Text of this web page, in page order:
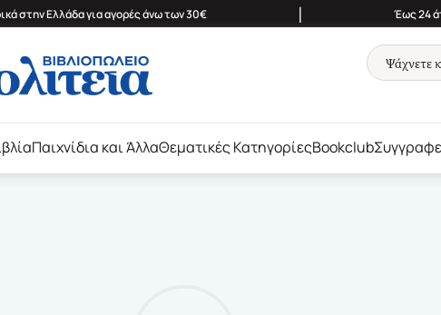
στην Ελλάδα για αγορές άνω των 30€ | Έως 24
Παιχνίδια και ΆλλαΘεματικές ΚατηγορίεςBookclub